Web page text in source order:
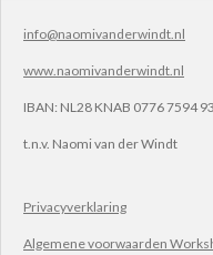
info@naomivanderwindt.nl
www.naomivanderwindt.nl
IBAN: NL28 KNAB 0776 7594 93
t.n.v. Naomi van der Windt
Privacyverklaring
Algemene voorwaarden